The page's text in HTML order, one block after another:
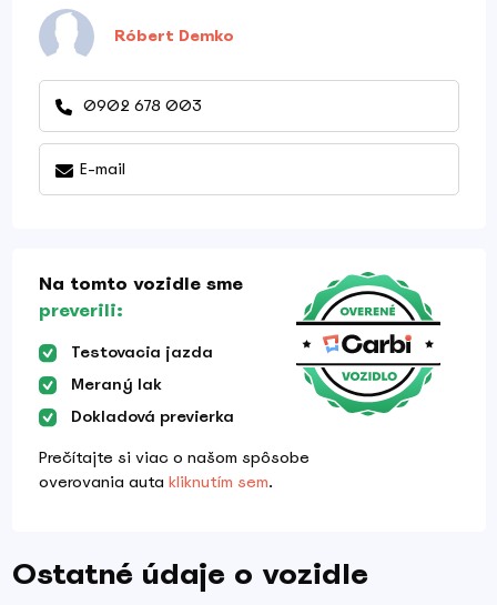
Róbert Demko
0902 678 003
E-mail
Na tomto vozidle sme
preverili:
Testovacia jazda
Meraný lak
Dokladová previerka
Prečítajte si viac o našom spôsobe
overovania auta kliknutím sem.
Ostatné údaje o vozidle